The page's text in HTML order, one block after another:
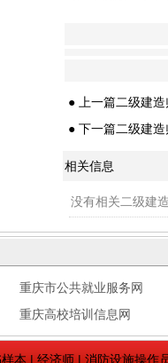
● 上一篇二级建造
● 下一篇二级建造
相关信息
没有相关二级建
重庆市公共就业服务网
重庆高校培训信息网
本| 经济师| 消防设施操作